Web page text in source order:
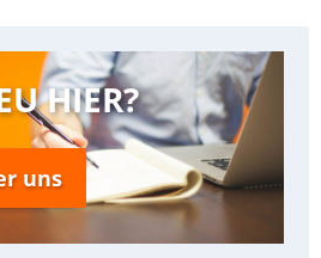
HIER?
uns